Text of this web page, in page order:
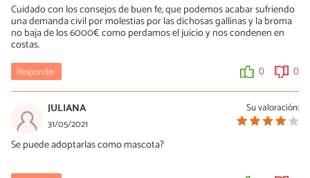
Cuidado con los consejos de buen fe, que podemos acabar sufriendo
una demanda civil por molestias por las dichosas gallinas y la broma
no baja de los 6000€ como perdamos el juicio y nos condenen en
costas.
Responder 0 0
Su valoración:
JULIANA
31/05/2021
Se puede adoptarlas como mascota?